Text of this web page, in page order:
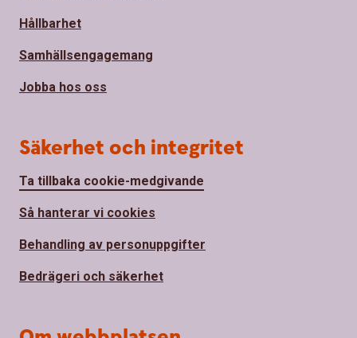
Hållbarhet
Samhällsengagemang
Jobba hos oss
Säkerhet och integritet
Ta tillbaka cookie-medgivande
Så hanterar vi cookies
Behandling av personuppgifter
Bedrägeri och säkerhet